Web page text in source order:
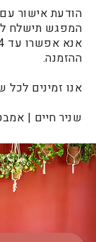
הודעת אישור
המפגש תישלח
ההזמנה.
אנו זמינים
שניר חיים |